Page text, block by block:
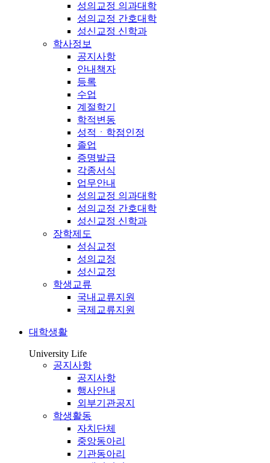
성의교정 의과대학
성의교정 간호대학
성신교정 신학과
학사정보
공지사항
안내책자
등록
수업
계절학기
학적변동
성적ㆍ학점인정
졸업
증명발급
각종서식
업무안내
성의교정 의과대학
성의교정 간호대학
성신교정 신학과
장학제도
성심교정
성의교정
성신교정
학생교류
국내교류지원
국제교류지원
대학생활
University Life
공지사항
공지사항
행사안내
외부기관공지
학생활동
자치단체
중앙동아리
기관동아리